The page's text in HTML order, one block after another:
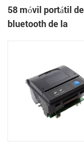
58 móvil portátil de
bluetooth de la